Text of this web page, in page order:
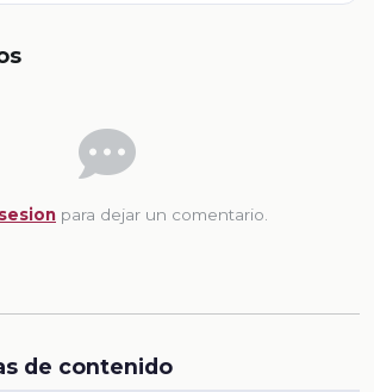
para dejar un comentario.
de contenido